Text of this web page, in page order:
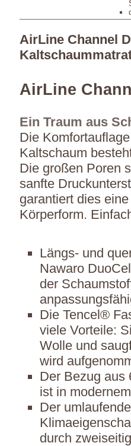
AirLine Channel
AirLine
Ein Traum aus
Die
Kaltschaum
Die großen Poren
sanfte
garantiert dies
Körperform.
Längs- und
Nawaro
der
Die Tencel®
viele Vorteile:
Wolle und
wird
Der Bezug aus
ist in
Der
durch